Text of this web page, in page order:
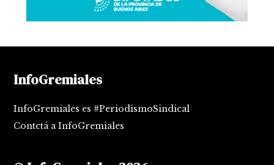
InfoGremiales
InfoGremiales es #PeriodismoSindical
Contctá a InfoGremiales